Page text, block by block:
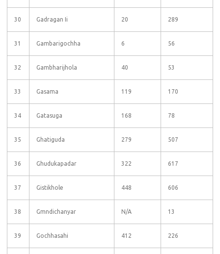
30 Gadragan Ii 20 289
31 Gambarigochha 6 56
32 Gambharijhola 40 53
33 Gasama 119 170
34 Gatasuga 168 78
35 Ghatiguda 279 507
36 Ghudukapadar 322 617
37 Gistikhole 448 606
38 Gmndichanyar N/A 13
39 Gochhasahi 412 226